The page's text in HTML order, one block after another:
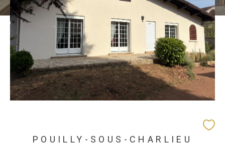
POUILLY-SOUS-CHARLIEU